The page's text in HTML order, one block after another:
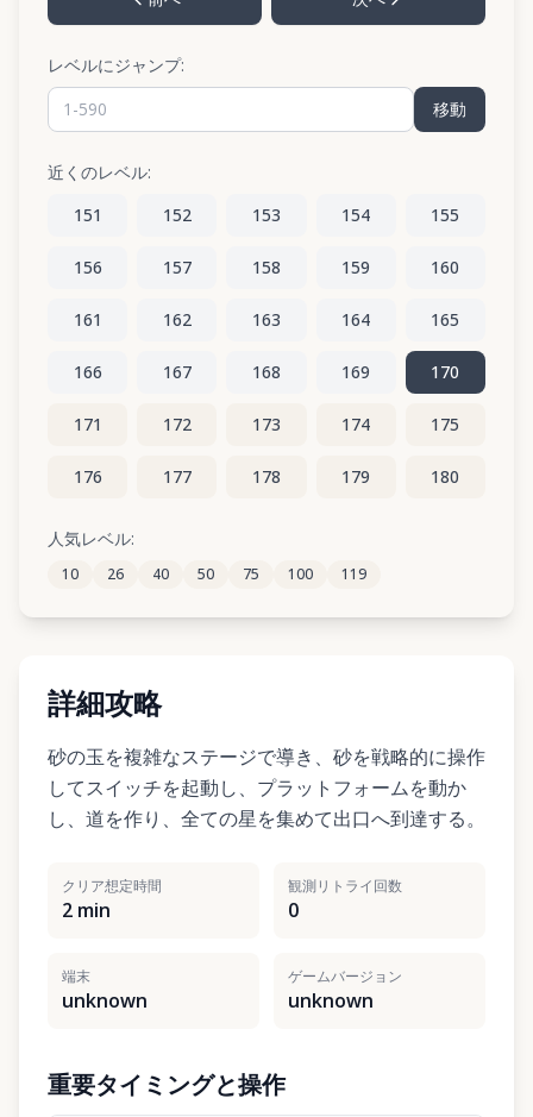
レベルにジャンプ:
移動
近くのレベル:
151
152 153 154 155
156 157 158 159 160
161 162 163 164 165
166 167 168 169 170
171 172 173 174 175
176 177 178 179 180
181
186 187 188 189
人気レベル:
10 26 40 50 75 100 119
詳細攻略
砂の玉を複雑なステージで導き、砂を戦略的に操作
してスイッチを起動し、プラットフォームを動か
し、道を作り、全ての星を集めて出口へ到達する。
クリア想定時間
2 min
観測リトライ回数
0
端末
unknown
ゲームバージョン
unknown
重要タイミングと操作